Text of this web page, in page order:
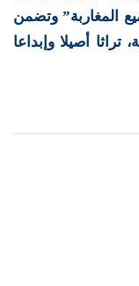
المغاربة” وتضمن
تراثا أصيلا وإبداعا